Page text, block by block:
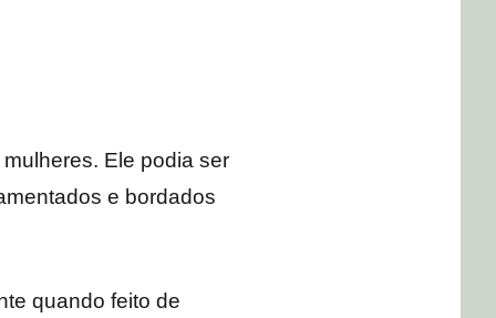
Ele podia ser
e bordados
quando feito de